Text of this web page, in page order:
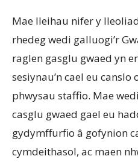
Mae lleihau nifer y
rhedeg wedi galluogi’r
raglen gasglu gwaed yn
sesiynau’n cael eu
phwysau staffio. Mae
casglu gwaed gael eu
gydymffurfio â gofynion
cymdeithasol, ac maen